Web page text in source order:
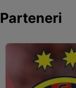
Parteneri